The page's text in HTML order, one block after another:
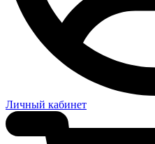
Личный кабинет